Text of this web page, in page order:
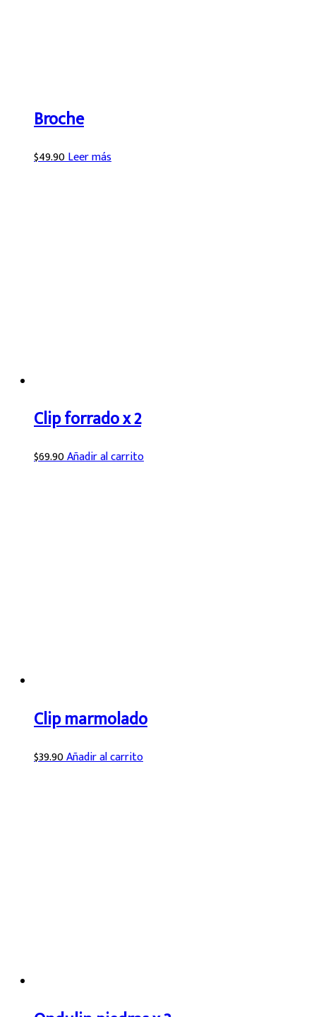
Broche
$49.90Leer más
Clip forrado x 2
$69.90Añadir al carrito
Clip marmolado
$39.90Añadir al carrito